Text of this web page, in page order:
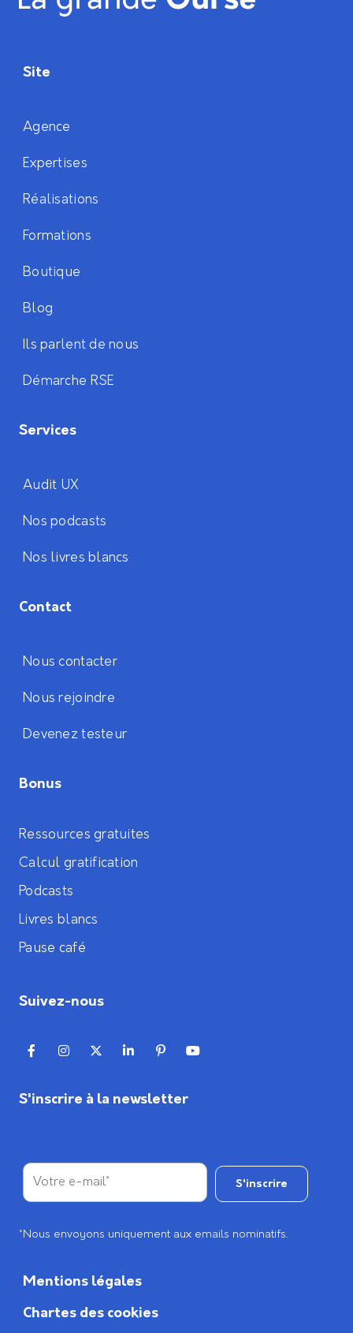
Site
Agence
Expertises
Réalisations
Formations
Boutique
Blog
Ils parlent de nous
Démarche RSE
Services
Audit UX
Nos podcasts
Nos livres blancs
Contact
Nous contacter
Nous rejoindre
Devenez testeur
Bonus
Ressources gratuites
Calcul gratification
Podcasts
Livres blancs
Pause café
Suivez-nous
S'inscrire à la newsletter
*Nous envoyons uniquement aux emails nominatifs.
Mentions légales
Chartes des cookies